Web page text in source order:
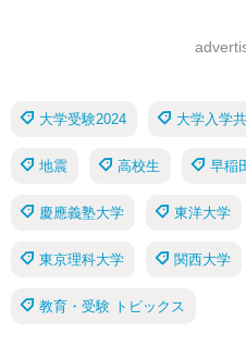
大学受験2024 大学入学
地震 高校生 早稲
慶應義塾大学 東洋大学
東京理科大学 関西大学
教育・受験 トピックス